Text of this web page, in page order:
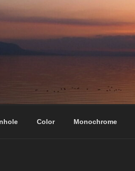
Color Monochrome